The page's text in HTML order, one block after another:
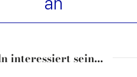
interessiert sein...